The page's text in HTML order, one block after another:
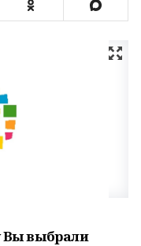
Вы выбрали